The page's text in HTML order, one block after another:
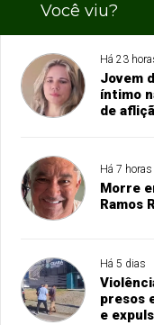
Você viu?
Há 23
Jovem
íntimo
de
Há 7 horas
Morre
Ramos
Há 5 dias
presos
e